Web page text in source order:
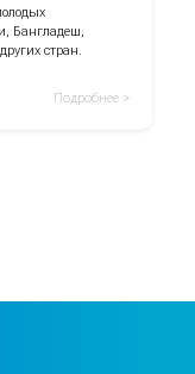
Бангладеш,
стран.
Подробнее >